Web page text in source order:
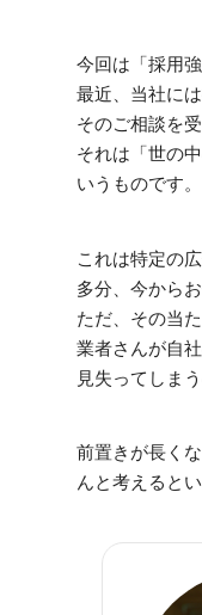
今回は「採用
最近、当社に
そのご相談を
それは「世の
いうものです。
これは特定の
多分、今から
ただ、その当
業者さんが自
見失ってしまう
前置きが長く
んと考えると